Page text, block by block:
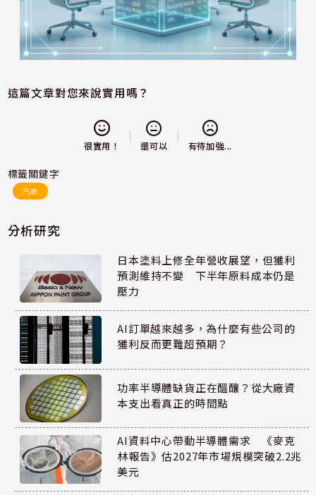
這篇文章對您來說實用嗎？
很實用！ 還可以 有待加強...
標籤關鍵字
汽車
分析研究
日本塗料上修全年營收展望，但獲利
預測維持不變 下半年原料成本仍是
壓力
AI訂單越來越多，為什麼有些公司的
獲利反而更難超預期？
功率半導體缺貨正在醞釀？從大廠資
本支出看真正的時間點
AI資料中心帶動半導體需求 《麥克
林報告》估2027年市場規模突破2.2兆
美元